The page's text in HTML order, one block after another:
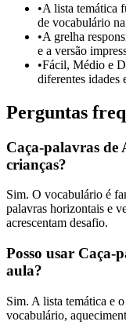
•A lista temática
de vocabulário
•A grelha
e a versão
•Fácil, Médio e
diferentes idades
Perguntas
Caça-palavras de
crianças?
Sim. O vocabulário é
palavras horizontais e
acrescentam desafio.
Posso usar Caça-
aula?
Sim. A lista temática e
vocabulário,